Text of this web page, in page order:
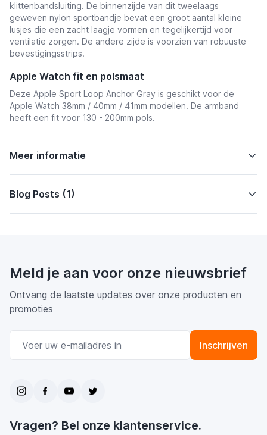
klittenbandsluiting. De binnenzijde van dit tweelaags
geweven nylon sportbandje bevat een groot aantal kleine
lusjes die een zacht laagje vormen en tegelijkertijd voor
ventilatie zorgen. De andere zijde is voorzien van robuuste
bevestigingsstrips.
Apple Watch fit en polsmaat
Deze Apple Sport Loop Anchor Gray is geschikt voor de
Apple Watch 38mm / 40mm / 41mm modellen. De armband
heeft een fit voor 130 - 200mm pols.
Meer informatie
Blog Posts (1)
Meld je aan voor onze nieuwsbrief
Ontvang de laatste updates over onze producten en
promoties
Inschrijven
Vragen? Bel onze klantenservice.